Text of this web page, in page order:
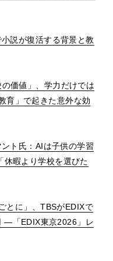
説が復活する背景と教
価値」、学力だけでは
育」で起きた意外な効
ト氏： AIは子供の学習
休暇より学校を選びた
とに」、TBSがEDIXで
― 「EDIX東京2026 」レ